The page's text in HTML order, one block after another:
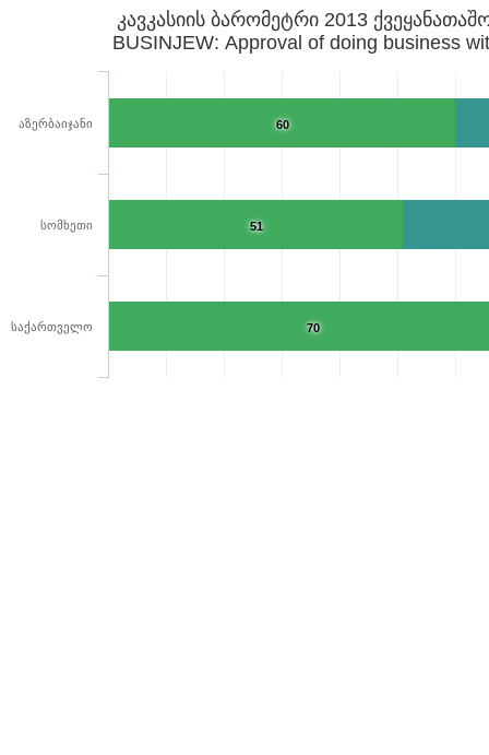
კავკასიის ბარომეტრი 2013
BUSINJEW: Approval of doing business
60
51
70
აზერბაიჯანი
სომხეთი
საქართველო